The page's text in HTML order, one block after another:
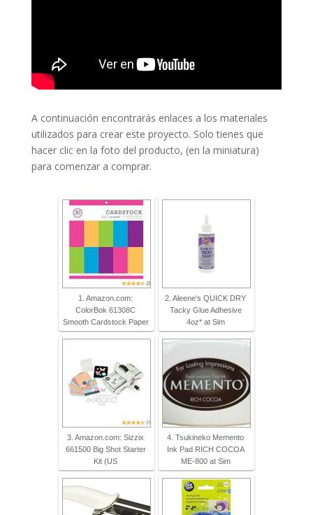
A continuación encontrarás enlaces a los materiales
utilizados para crear este proyecto. Solo tienes que
hacer clic en la foto del producto, (en la miniatura)
para comenzar a comprar.
1. Amazon.com:
ColorBok 61308C
Smooth Cardstock Paper
2. Aleene's QUICK DRY
Tacky Glue Adhesive
4oz* at Sim
3. Amazon.com: Sizzix
661500 Big Shot Starter
Kit (US
4. Tsukineko Memento
Ink Pad RICH COCOA
ME-800 at Sim